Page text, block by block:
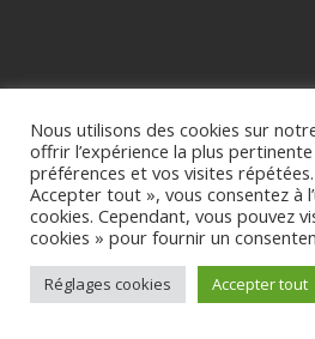
Nous utilisons des cookies sur
offrir l’expérience la plus
préférences et vos visites
Accepter tout », vous consentez à
cookies. Cependant, vous pouvez
cookies » pour fournir un
Réglages cookies Accepter tout